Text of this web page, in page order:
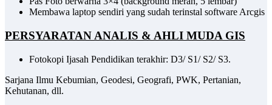
Membawa laptop sendiri yang sudah terinstal software Arcgis
PERSYARATAN ANALIS & AHLI MUDA GIS
Fotokopi Ijasah Pendidikan terakhir: D3/ S1/ S2/ S3.
Sarjana Ilmu Kebumian, Geodesi, Geografi, PWK, Pertanian,
Kehutanan, dll.